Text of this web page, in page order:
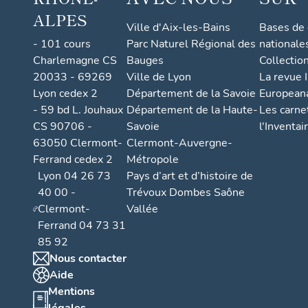
ALPES
- 101 cours
Charlemagne CS
20033 - 69269
Lyon cedex 2
- 59 bd L. Jouhaux
CS 90706 -
63050 Clermont-
Ferrand cedex 2
Lyon 04 26 73
40 00 -
Clermont-
Ferrand 04 73 31
85 92
Nous contacter
Aide
Mentions
Ville d'Aix-les-Bains
Parc Naturel Régional des
Bauges
Ville de Lyon
Département de la Savoie
Département de la Haute-
Savoie
Clermont-Auvergne-
Métropole
Pays d’art et d’histoire de
Trévoux Dombes Saône
Vallée
Bases
La revue
Les